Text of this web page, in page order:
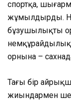
спортқа,
жұмылдырды.
бұзушылықтың
орнына –
Тағы бір
жиындармен